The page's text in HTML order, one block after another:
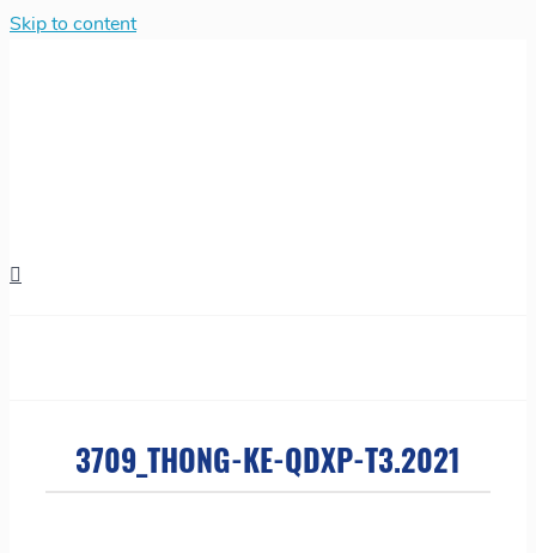
Skip to content
3709_THONG-KE-QDXP-T3.2021